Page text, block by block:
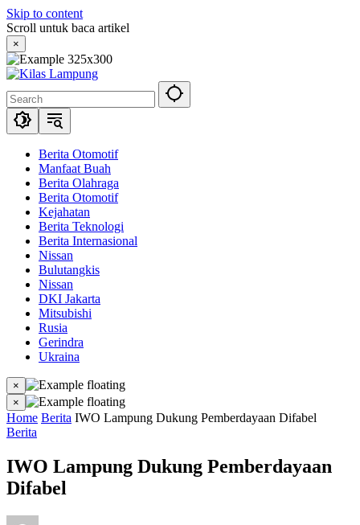
Skip to content
Scroll untuk baca artikel
×
Berita Otomotif
Manfaat Buah
Berita Olahraga
Berita Otomotif
Kejahatan
Berita Teknologi
Berita Internasional
Nissan
Bulutangkis
Nissan
DKI Jakarta
Mitsubishi
Rusia
Gerindra
Ukraina
×
×
Home Berita IWO Lampung Dukung Pemberdayaan Difabel
Berita
IWO Lampung Dukung Pemberdayaan
Difabel